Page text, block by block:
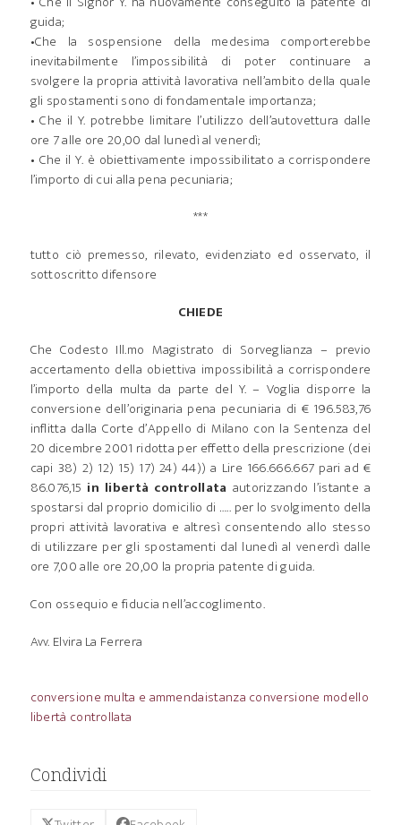
guida;
•Che la sospensione della medesima comporterebbe
inevitabilmente l’impossibilità di poter continuare a
svolgere la propria attività lavorativa nell’ambito della quale
gli spostamenti sono di fondamentale importanza;
• Che il Y. potrebbe limitare l’utilizzo dell’autovettura dalle
ore 7 alle ore 20,00 dal lunedì al venerdì;
• Che il Y. è obiettivamente impossibilitato a corrispondere
l’importo di cui alla pena pecuniaria;
***
tutto ciò premesso, rilevato, evidenziato ed osservato, il
sottoscritto difensore
CHIEDE
Che Codesto Ill.mo Magistrato di Sorveglianza – previo
accertamento della obiettiva impossibilità a corrispondere
l’importo della multa da parte del Y. – Voglia disporre la
conversione dell’originaria pena pecuniaria di € 196.583,76
inflitta dalla Corte d’Appello di Milano con la Sentenza del
20 dicembre 2001 ridotta per effetto della prescrizione (dei
capi 38) 2) 12) 15) 17) 24) 44)) a Lire 166.666.667 pari ad €
86.076,15 in libertà controllata autorizzando l’istante a
spostarsi dal proprio domicilio di ….. per lo svolgimento della
propri attività lavorativa e altresì consentendo allo stesso
di utilizzare per gli spostamenti dal lunedì al venerdì dalle
ore 7,00 alle ore 20,00 la propria patente di guida.
Con ossequio e fiducia nell’accoglimento.
Avv. Elvira La Ferrera
conversione multa e ammendaistanza conversione modello
libertà controllata
Condividi